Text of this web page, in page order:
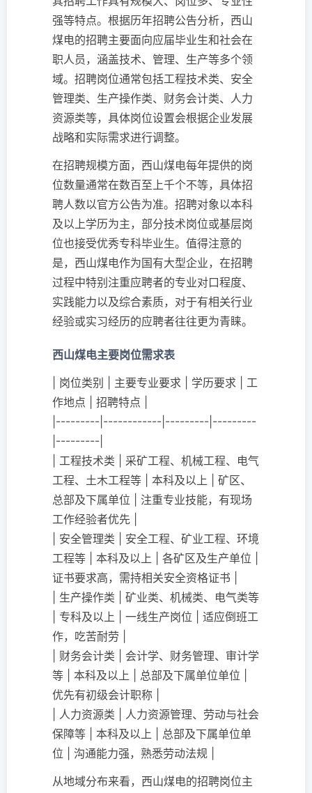
强等特点。根据历年招聘公告分析，西山
煤电的招聘主要面向应届毕业生和社会在
职人员，涵盖技术、管理、生产等多个领
域。招聘岗位通常包括工程技术类、安全
管理类、生产操作类、财务会计类、人力
资源类等，具体岗位设置会根据企业发展
战略和实际需求进行调整。
在招聘规模方面，西山煤电每年提供的岗
位数量通常在数百至上千个不等，具体招
聘人数以官方公告为准。招聘对象以本科
及以上学历为主，部分技术岗位或基层岗
位也接受优秀专科毕业生。值得注意的
是，西山煤电作为国有大型企业，在招聘
过程中特别注重应聘者的专业对口程度、
实践能力以及综合素质，对于有相关行业
经验或实习经历的应聘者往往更为青睐。
西山煤电主要岗位需求表
| 岗位类别 | 主要专业要求 | 学历要求 | 工
作地点 | 招聘特点 |
|---------|------------|---------|---------
|---------|
| 工程技术类 | 采矿工程、机械工程、电气
工程、土木工程等 | 本科及以上 | 矿区、
总部及下属单位 | 注重专业技能，有现场
工作经验者优先 |
| 安全管理类 | 安全工程、矿业工程、环境
工程等 | 本科及以上 | 各矿区及生产单位 |
证书要求高，需持相关安全资格证书 |
| 生产操作类 | 矿业类、机械类、电气类等
| 专科及以上 | 一线生产岗位 | 适应倒班工
作，吃苦耐劳 |
| 财务会计类 | 会计学、财务管理、审计学
等 | 本科及以上 | 总部及下属单位单位 |
优先有初级会计职称 |
| 人力资源类 | 人力资源管理、劳动与社会
保障等 | 本科及以上 | 总部及下属单位单
位 | 沟通能力强，熟悉劳动法规 |
从地域分布来看，西山煤电的招聘岗位主